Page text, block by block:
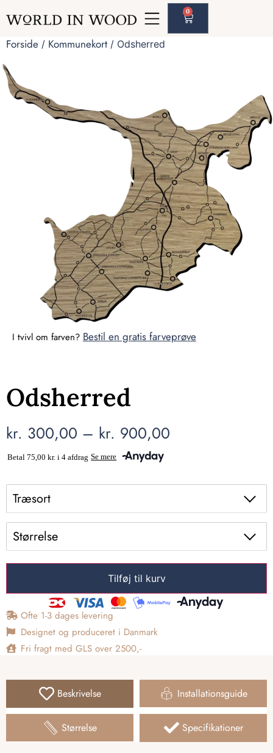
0
Forside / Kommunekort / Odsherred
I tvivl om farven? Bestil en gratis farveprøve
Odsherred
kr. 300,00 – kr. 900,00
Træsort
Størrelse
Tilføj til kurv
Ofte 1-3 dages levering
Designet og produceret i Danmark
Fri fragt med GLS over 2500,-
Beskrivelse
Størrelse
Installationsguide
Specifikationer